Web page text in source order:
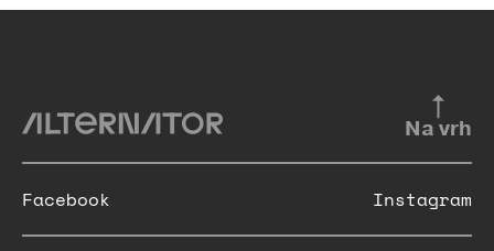
Na vrh
Facebook Instagram